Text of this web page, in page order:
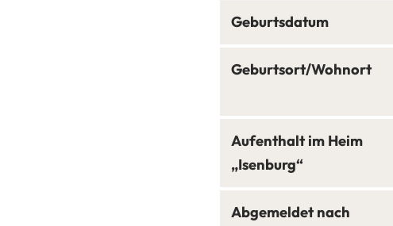
Geburtsdatum
Geburtsort/Wohnort
Aufenthalt im Heim
„Isenburg“
Abgemeldet nach